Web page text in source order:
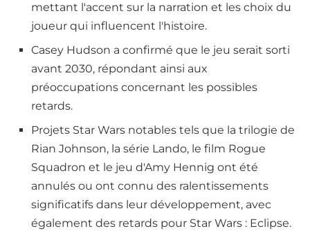
mettant l'accent sur la narration et les choix du
joueur qui influencent l'histoire.
Casey Hudson a confirmé que le jeu serait sorti
avant 2030, répondant ainsi aux
préoccupations concernant les possibles
retards.
Projets Star Wars notables tels que la trilogie de
Rian Johnson, la série Lando, le film Rogue
Squadron et le jeu d'Amy Hennig ont été
annulés ou ont connu des ralentissements
significatifs dans leur développement, avec
également des retards pour Star Wars : Eclipse.